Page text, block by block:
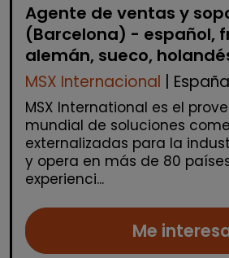
Agente de ventas y
(Barcelona) - español,
alemán, sueco,
MSX Internacional |
MSX International es el
mundial de soluciones
externalizadas para la
y opera en más de 80
experienci...
Me